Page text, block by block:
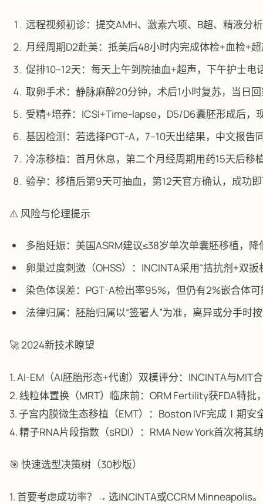
远程视频初诊：提交AMH、激素六项、B超、精液分
月经周期D2赴美：抵美后48小时内完成体检+血检+
促排10–12天：每天上午到院抽血+超声，下午护士电
取卵手术：静脉麻醉20分钟，术后1小时复苏，当日
受精+培养：ICSI+Time-lapse，D5/D6囊胚形成后，
基因检测：若选择PGT-A，7–10天出结果，中文报告
冷冻移植：首月休息，第二个月经周期用药15天后移
验孕：移植后第9天可抽血，第12天官方确认，成功
⚠️ 风险与伦理提示
多胎妊娠：美国ASRM建议≤38岁单次单囊胚移植，
卵巢过度刺激（OHSS）：INCINTA采用“拮抗剂+双
染色体误差：PGT-A检出率95%，但仍有2%嵌合体
法律归属：胚胎归属以“签署人”为准，离异或分手时
🚀 2024新技术瞭望
1. AI-EM（AI胚胎形态+代谢）双模评分：INCINTA与
2. 线粒体置换（MRT）临床前：ORM Fertility获FDA特
3. 子宫内膜微生态移植（EMT）：Boston IVF完成Ⅰ期
4. 精子RNA片段指数（sRDI）：RMA New York首次将
🎯 快速选型决策树（30秒版）
1. 首要考虑成功率？→ 选INCINTA或CCRM Minneapolis。